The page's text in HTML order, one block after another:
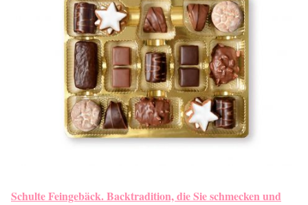
Schulte Feingebäck. Backtradition, die Sie schmecken und